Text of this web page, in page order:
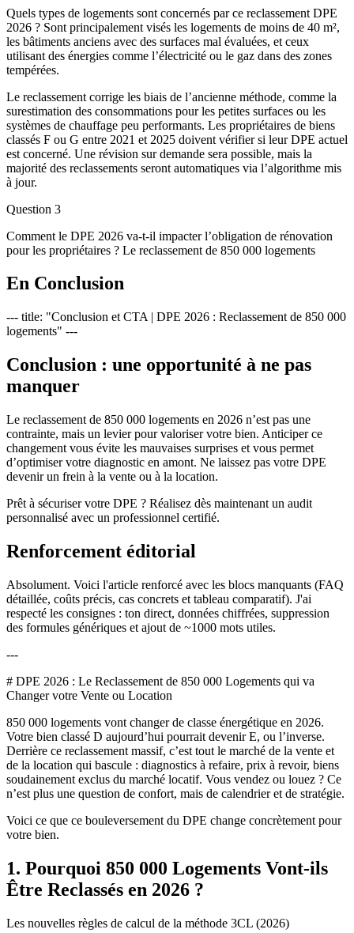
Quels types de logements sont concernés par ce reclassement DPE
2026 ? Sont principalement visés les logements de moins de 40 m²,
les bâtiments anciens avec des surfaces mal évaluées, et ceux
utilisant des énergies comme l’électricité ou le gaz dans des zones
tempérées.
Le reclassement corrige les biais de l’ancienne méthode, comme la
surestimation des consommations pour les petites surfaces ou les
systèmes de chauffage peu performants. Les propriétaires de biens
classés F ou G entre 2021 et 2025 doivent vérifier si leur DPE actuel
est concerné. Une révision sur demande sera possible, mais la
majorité des reclassements seront automatiques via l’algorithme mis
à jour.
Question 3
Comment le DPE 2026 va-t-il impacter l’obligation de rénovation
pour les propriétaires ? Le reclassement de 850 000 logements
En Conclusion
--- title: "Conclusion et CTA | DPE 2026 : Reclassement de 850 000
logements" ---
Conclusion : une opportunité à ne pas
manquer
Le reclassement de 850 000 logements en 2026 n’est pas une
contrainte, mais un levier pour valoriser votre bien. Anticiper ce
changement vous évite les mauvaises surprises et vous permet
d’optimiser votre diagnostic en amont. Ne laissez pas votre DPE
devenir un frein à la vente ou à la location.
Prêt à sécuriser votre DPE ? Réalisez dès maintenant un audit
personnalisé avec un professionnel certifié.
Renforcement éditorial
Absolument. Voici l'article renforcé avec les blocs manquants (FAQ
détaillée, coûts précis, cas concrets et tableau comparatif). J'ai
respecté les consignes : ton direct, données chiffrées, suppression
des formules génériques et ajout de ~1000 mots utiles.
---
# DPE 2026 : Le Reclassement de 850 000 Logements qui va
Changer votre Vente ou Location
850 000 logements vont changer de classe énergétique en 2026.
Votre bien classé D aujourd’hui pourrait devenir E, ou l’inverse.
Derrière ce reclassement massif, c’est tout le marché de la vente et
de la location qui bascule : diagnostics à refaire, prix à revoir, biens
soudainement exclus du marché locatif. Vous vendez ou louez ? Ce
n’est plus une question de confort, mais de calendrier et de stratégie.
Voici ce que ce bouleversement du DPE change concrètement pour
votre bien.
1. Pourquoi 850 000 Logements Vont-ils
Être Reclassés en 2026 ?
Les nouvelles règles de calcul de la méthode 3CL (2026)